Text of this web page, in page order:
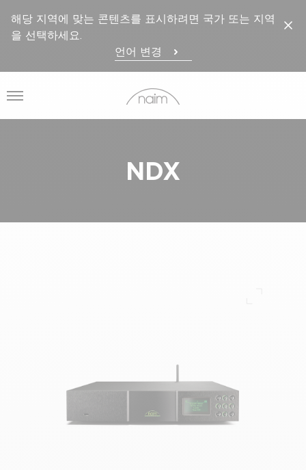
해당 지역에 맞는 콘텐츠를 표시하려면 국가 또는 지역
을 선택하세요.
언어 변경
메뉴 열기
NDX